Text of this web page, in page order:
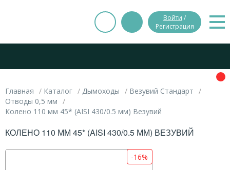
Войти /
Регистрация
Главная Каталог Дымоходы
Везувий Стандарт
Отводы 0,5 мм
Колено 110 мм 45* (AISI 430/0.5 мм) Везувий
КОЛЕНО 110 ММ 45* (AISI 430/0.5 ММ) ВЕЗУВИЙ
-16%